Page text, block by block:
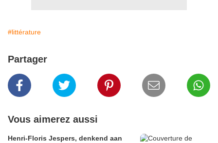
#littérature
Partager
Vous aimerez aussi
Henri-Floris Jespers, denkend aan